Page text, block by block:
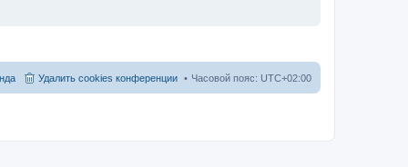
Часовой пояс: UTC+02:00
Удалить cookies конференции